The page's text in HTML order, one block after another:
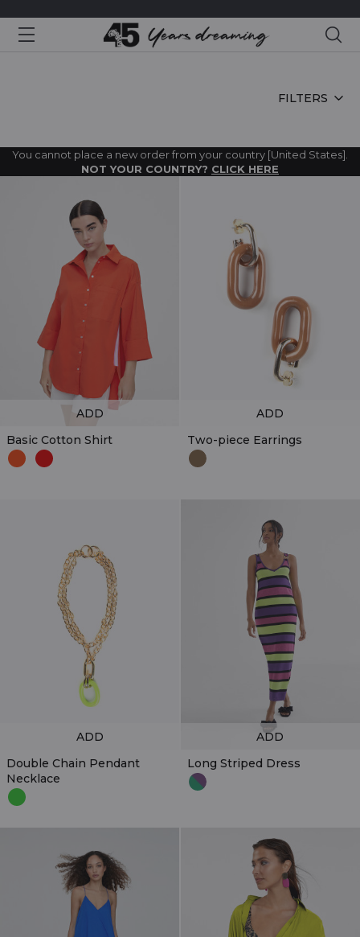
FILTERS
You cannot place a new order from your country [United States].
NOT YOUR COUNTRY? CLICK HERE
Basic Cotton Shirt
ADD
Two-piece Earrings
ADD
Double Chain Pendant
Necklace
ADD
Long Striped Dress
ADD